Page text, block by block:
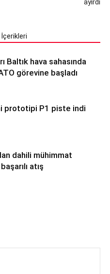
ayırdı
İçerikleri
Baltık hava sahasında
görevine başladı
prototipi P1 piste indi
dahili mühimmat
atış